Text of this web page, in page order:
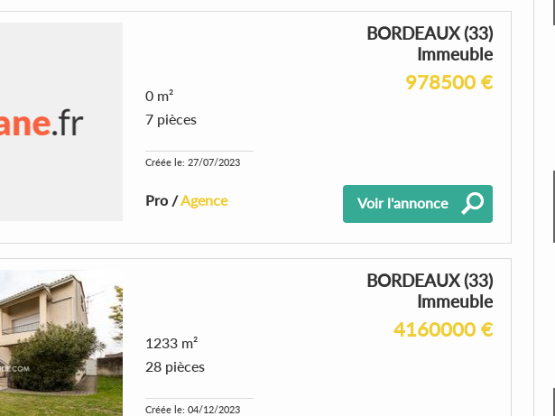
BORDEAUX (33)
Immeuble
978500 €
0 m²
7 pièces
Créée le: 27/07/2023
Pro /Agence Voir l'annonce
BORDEAUX (33)
Immeuble
4160000 €
1233 m²
28 pièces
Créée le: 04/12/2023